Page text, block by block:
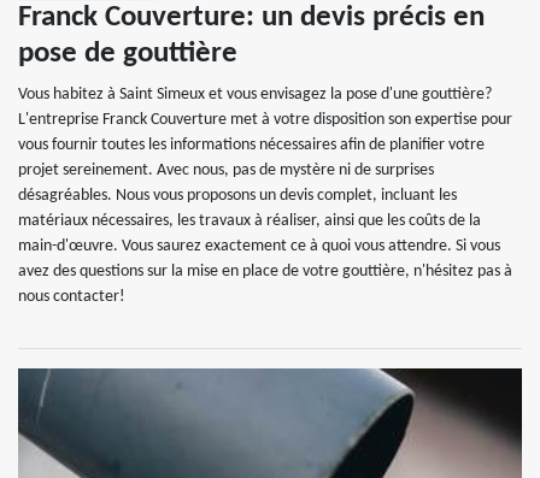
Franck Couverture: un devis précis en
pose de gouttière
Vous habitez à Saint Simeux et vous envisagez la pose d'une gouttière?
L'entreprise Franck Couverture met à votre disposition son expertise pour
vous fournir toutes les informations nécessaires afin de planifier votre
projet sereinement. Avec nous, pas de mystère ni de surprises
désagréables. Nous vous proposons un devis complet, incluant les
matériaux nécessaires, les travaux à réaliser, ainsi que les coûts de la
main-d'œuvre. Vous saurez exactement ce à quoi vous attendre. Si vous
avez des questions sur la mise en place de votre gouttière, n'hésitez pas à
nous contacter!